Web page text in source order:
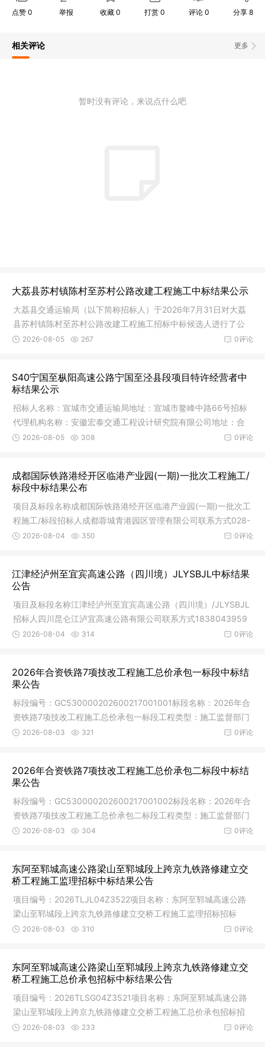
点赞 0 举报 收藏0 打赏 0 评论 0 分享 8
更多
相关评论
暂时没有评论，来说点什么吧
大荔县苏村镇陈村至苏村公路改建工程施工中标结果公示
大荔县交通运输局（以下简称招标人）于2026年7月31日对大荔
县苏村镇陈村至苏村公路改建工程施工招标中标候选人进行了公
示，现公
0评论
2026-08-05 267
S40宁国至枞阳高速公路宁国至泾县段项目特许经营者中
标结果公示
招标人名称：宣城市交通运输局地址：宣城市鳌峰中路66号招标
代理机构名称：安徽宏泰交通工程设计研究院有限公司地址：合
肥市高新
0评论
2026-08-05 308
成都国际铁路港经开区临港产业园(一期)一批次工程施工/
标段中标结果公布
项目及标段名称成都国际铁路港经开区临港产业园(一期)一批次工
程施工/标段招标人成都蓉城青港园区管理有限公司联系方式028-
64382
0评论
2026-08-04 350
江津经泸州至宜宾高速公路（四川境）JLYSBJL中标结果
公告
项目及标段名称江津经泸州至宜宾高速公路（四川境）/JLYSBJL
招标人四川昆仑江泸宜高速公路有限公司联系方式1838043959
9招标代理
0评论
2026-08-04 314
2026年合资铁路7项技改工程施工总价承包一标段中标结
果公告
标段编号：GC530000202600217001001标段名称：2026年合
资铁路7项技改工程施工总价承包一标段工程类型：施工监督部门
及联系方式：
0评论
2026-08-03 321
2026年合资铁路7项技改工程施工总价承包二标段中标结
果公告
标段编号：GC530000202600217001002标段名称：2026年合
资铁路7项技改工程施工总价承包二标段工程类型：施工监督部门
及联系方式：
0评论
2026-08-03 304
东阿至郓城高速公路梁山至郓城段上跨京九铁路修建立交
桥工程施工监理招标中标结果公告
项目编号：2026TLJL04Z3522项目名称：东阿至郓城高速公路
梁山至郓城段上跨京九铁路修建立交桥工程施工监理招标招标
人：山东济铁
0评论
2026-08-03 310
东阿至郓城高速公路梁山至郓城段上跨京九铁路修建立交
桥工程施工总价承包招标中标结果公告
项目编号：2026TLSG04Z3521项目名称：东阿至郓城高速公路
梁山至郓城段上跨京九铁路修建立交桥工程施工总价承包招标招
标人：山东
0评论
2026-08-03 233